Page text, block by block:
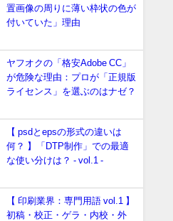
置画像の周りに薄い枠状の色が
付いていた」理由
ヤフオクの「格安Adobe CC」
が危険な理由：プロが「正規版
ライセンス」を選ぶのはナゼ？
【 psdとepsの形式の違いは
何？ 】「DTP制作」での最適
な使い分けは？ - vol.1 -
【 印刷業界：専門用語 vol.1 】
初稿・校正・ゲラ・内校・外